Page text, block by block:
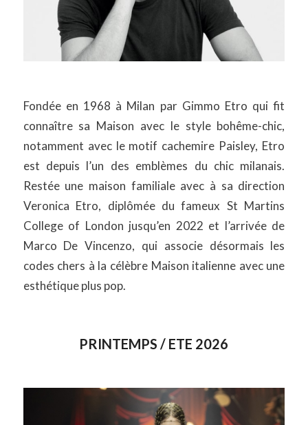
Fondée en 1968 à Milan par Gimmo Etro qui fit
connaître sa Maison avec le style bohême-chic,
notamment avec le motif cachemire Paisley, Etro
est depuis l’un des emblèmes du chic milanais.
Restée une maison familiale avec à sa direction
Veronica Etro, diplômée du fameux St Martins
College of London jusqu’en 2022 et l’arrivée de
Marco De Vincenzo, qui associe désormais les
codes chers à la célèbre Maison italienne avec une
esthétique plus pop.
PRINTEMPS / ETE 2026